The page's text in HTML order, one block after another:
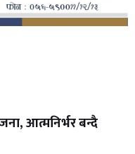
आत्मनिर्भर बन्दै